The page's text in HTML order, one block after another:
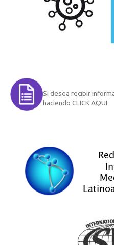
Si desea recibir
haciendo CLICK AQUI